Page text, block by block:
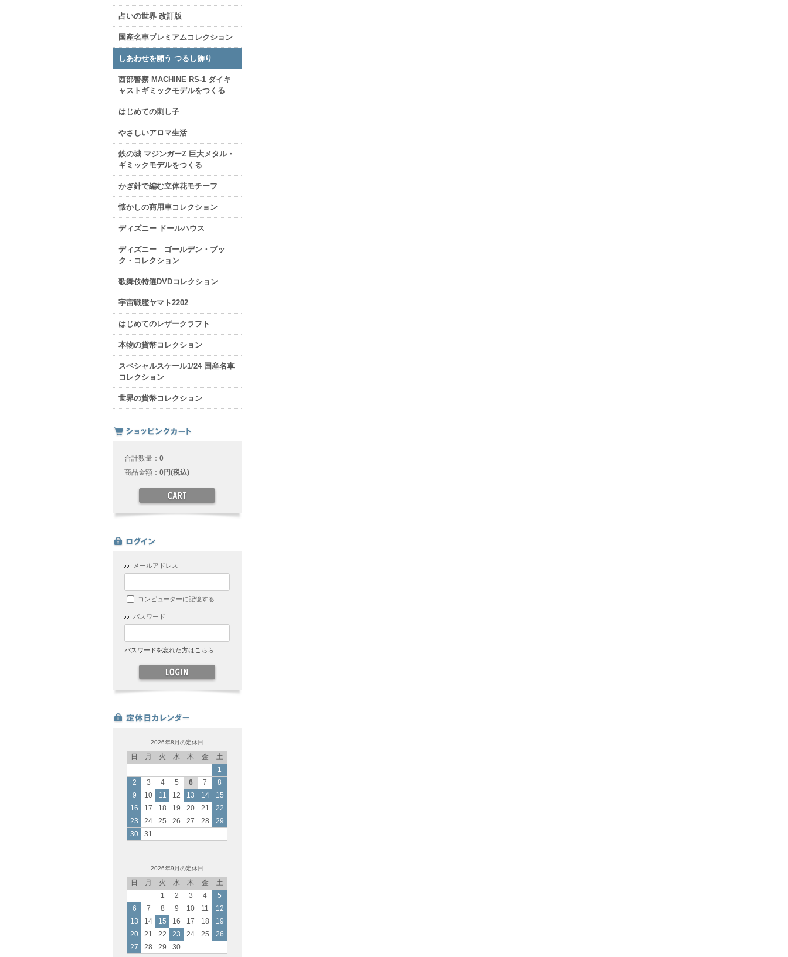
占いの世界 改訂版
国産名車プレミアムコレクション
しあわせを願う つるし飾り
西部警察 MACHINE RS-1 ダイキ
ャストギミックモデルをつくる
はじめての刺し子
やさしいアロマ生活
鉄の城 マジンガーZ 巨大メタル・
ギミックモデルをつくる
かぎ針で編む立体花モチーフ
懐かしの商用車コレクション
ディズニー ドールハウス
ディズニー ゴールデン・ブッ
ク・コレクション
歌舞伎特選DVDコレクション
宇宙戦艦ヤマト2202
はじめてのレザークラフト
本物の貨幣コレクション
スペシャルスケール1/24 国産名車
コレクション
世界の貨幣コレクション
合計数量： 0
商品金額： 0円(税込)
メールアドレス
コンピューターに記憶する
パスワード
パスワードを忘れた方はこちら
2026年8月の定休日
日 月 火 水 木 金
土
1
2
3 4 5 6 7
8
9
10 11 12 13 14
15
16
17 18 19 20 21
22
23
24 25 26 27 28
29
30
31
2026年9月の定休日
日 月 火 水 木 金
土
1
2 3 4
5
6
7 8 9 10 11
12
13
14 15 16 17 18
19
20
21 22 23 24 25
26
27
28 29 30